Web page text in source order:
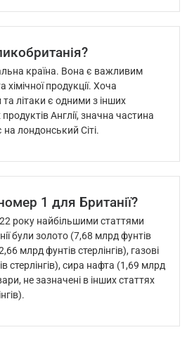
країна. Вона є важливим
продукції. Хоча
літаки є одними з інших
Англії, значна частина
лондонський Сіті.
1 для Британії?
року найбільшими статтями
були золото (7,68 млрд фунтів
млрд фунтів стерлінгів), газові
стерлінгів), сира нафта (1,69 млрд
не зазначені в інших статтях